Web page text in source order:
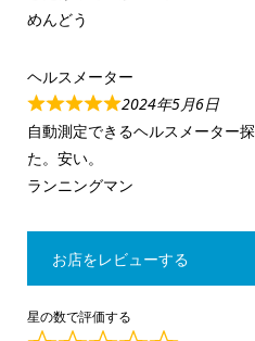
めんどう
ヘルスメーター
2024年5月6日
自動測定できるヘルスメーター
た。安い。
ランニングマン
お店をレビューする
星の数で評価する